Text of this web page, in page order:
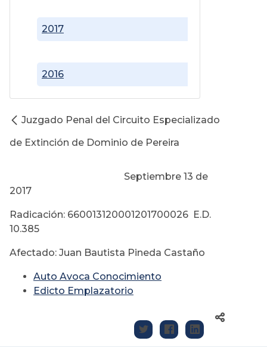
2016
2017
Juzgado Penal del Circuito Especializado
de Extinción de Dominio de Pereira
Septiembre 13 de
2017
Radicación: 660013120001201700026 E.D.
10.385
Afectado: Juan Bautista Pineda Castaño
Auto Avoca Conocimiento
Edicto Emplazatorio